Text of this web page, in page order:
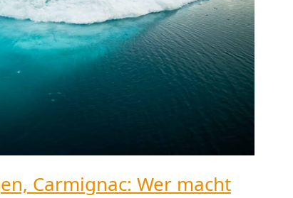
Carmignac: Wer macht